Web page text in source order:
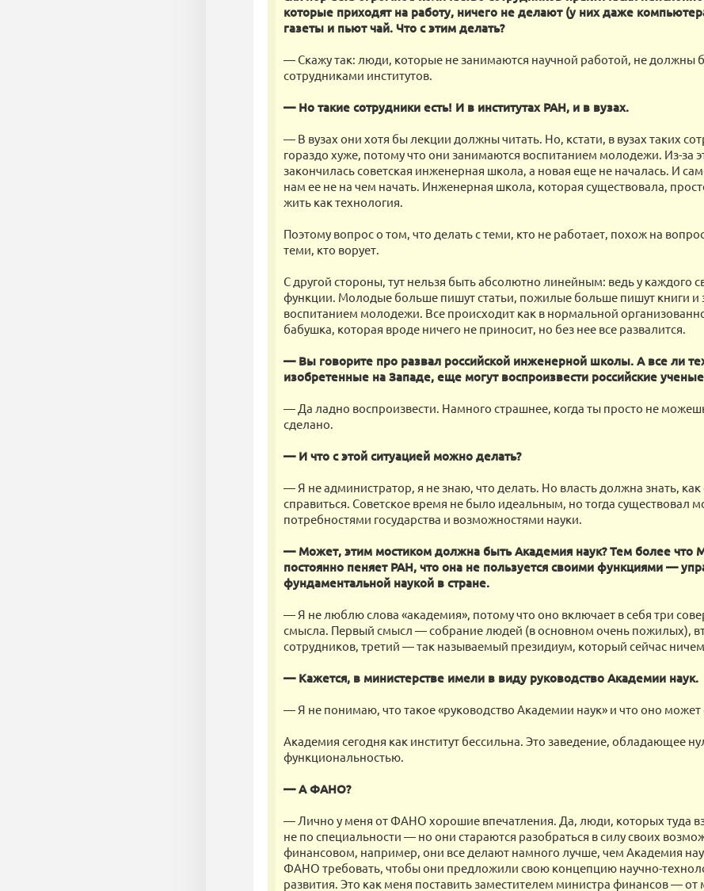
которые приходят на работу, ничего не делают (у них даже
газеты и пьют чай. Что с этим делать?
— Скажу так: люди, которые не занимаются научной работой, не должны
сотрудниками институтов.
— Но такие сотрудники есть! И в институтах РАН, и в вузах.
— В вузах они хотя бы лекции должны читать. Но, кстати, в вузах таких
гораздо хуже, потому что они занимаются воспитанием молодежи. Из-за
закончилась советская инженерная школа, а новая еще не началась. И
нам ее не на чем начать. Инженерная школа, которая существовала,
жить как технология.
Поэтому вопрос о том, что делать с теми, кто не работает, похож на
теми, кто ворует.
С другой стороны, тут нельзя быть абсолютно линейным: ведь у каждого
функции. Молодые больше пишут статьи, пожилые больше пишут книги и
воспитанием молодежи. Все происходит как в нормальной
бабушка, которая вроде ничего не приносит, но без нее все развалится.
— Вы говорите про развал российской инженерной школы. А все ли
изобретенные на Западе, еще могут воспроизвести российские
— Да ладно воспроизвести. Намного страшнее, когда ты просто не
сделано.
— И что с этой ситуацией можно делать?
— Я не администратор, я не знаю, что делать. Но власть должна знать, как
справиться. Советское время не было идеальным, но тогда существовал
потребностями государства и возможностями науки.
— Может, этим мостиком должна быть Академия наук? Тем более что
постоянно пеняет РАН, что она не пользуется своими функциями —
фундаментальной наукой в стране.
— Я не люблю слова «академия», потому что оно включает в себя три
смысла. Первый смысл — собрание людей (в основном очень пожилых),
сотрудников, третий — так называемый президиум, который сейчас
— Кажется, в министерстве имели в виду руководство Академии наук.
— Я не понимаю, что такое «руководство Академии наук» и что оно может
Академия сегодня как институт бессильна. Это заведение, обладающее
функциональностью.
— А ФАНО?
— Лично у меня от ФАНО хорошие впечатления. Да, люди, которых туда
не по специальности — но они стараются разобраться в силу своих
финансовом, например, они все делают намного лучше, чем Академия
ФАНО требовать, чтобы они предложили свою концепцию научно-
развития. Это как меня поставить заместителем министра финансов — от